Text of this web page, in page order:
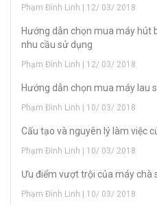
Phạm Đình Linh | 12/ 03/ 2018
Hướng dẫn chọn mua máy hút
nhu cầu sử dụng
Phạm Đình Linh | 12/ 03/ 2018
Hướng dẫn chọn mua máy lau
Phạm Đình Linh | 10/ 03/ 2018
Cấu tạo và nguyên lý làm việc
Phạm Đình Linh | 10/ 03/ 2018
Ưu điểm vượt trội của máy chà
Phạm Đình Linh | 10/ 03/ 2018